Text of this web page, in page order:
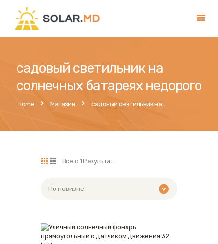
садовый светильник на
солнечных батареях недорого
Home Магазин садовый светильник на...
Главная
Услуги
РусскийВсего 1 Результат